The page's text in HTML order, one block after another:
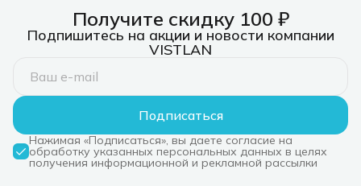
Получите скидку 100 ₽
Подпишитесь на акции и новости компании
VISTLAN
Подписаться
Нажимая «Подписаться», вы даете согласие на
обработку указанных персональных данных в целях
получения информационной и рекламной рассылки